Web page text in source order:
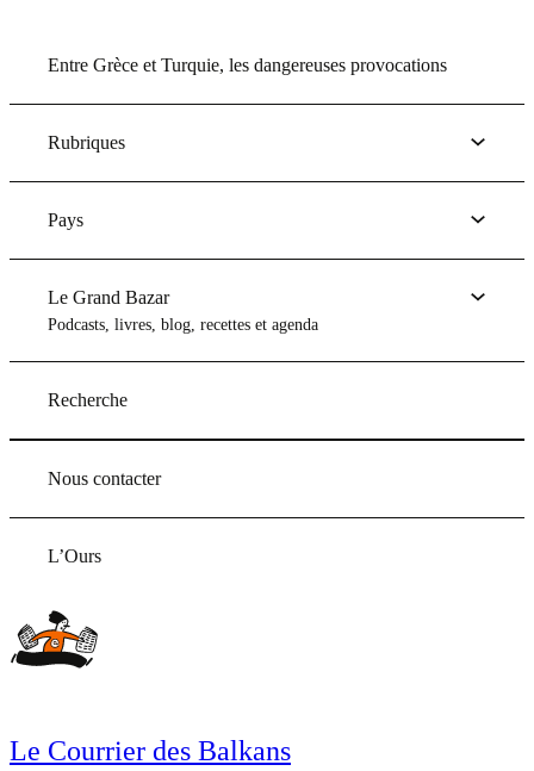
Entre Grèce et Turquie, les dangereuses provocations
Rubriques
Pays
Le Grand Bazar
Podcasts, livres, blog, recettes et agenda
Recherche
Nous contacter
L’Ours
Le Courrier des Balkans